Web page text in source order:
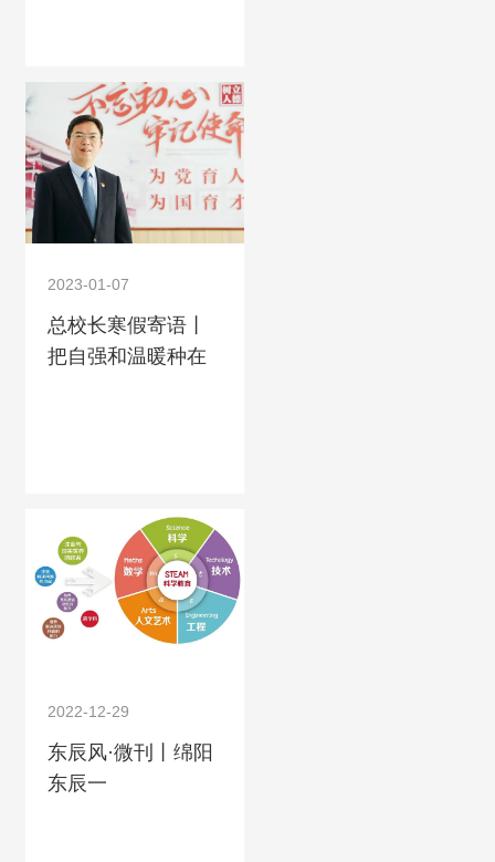
2023-01-07
总校长寒假寄语丨
把自强和温暖种在
2022-12-29
东辰风·微刊丨绵阳
东辰一